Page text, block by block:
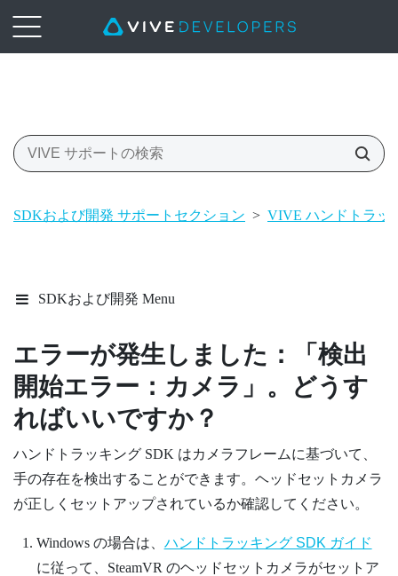
SDKおよび開発 サポートセクション > VIVE ハンドトラッ
SDKおよび開発 Menu
エラーが発生しました：「検出
開始エラー：カメラ」。どうす
ればいいですか？
ハンドトラッキング SDK はカメラフレームに基づいて、
手の存在を検出することができます。ヘッドセットカメラ
が正しくセットアップされているか確認してください。
Windowsの場合は、 ハンドトラッキング SDK ガイド
に従って、 SteamVR のヘッドセットカメラがセットア